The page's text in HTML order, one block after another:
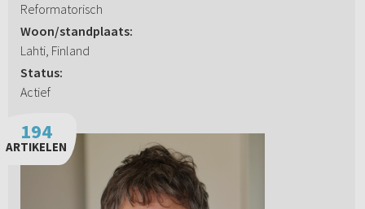
Reformatorisch
Woon/standplaats:
Lahti, Finland
Status:
Actief
194
ARTIKELEN